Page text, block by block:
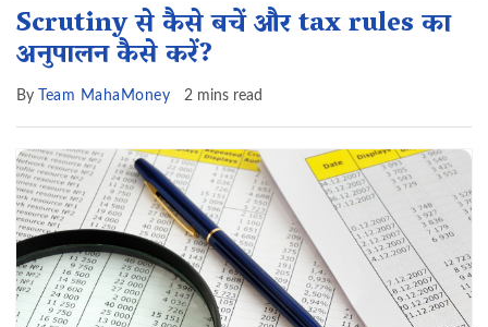
Scrutiny से कैसे बचें और tax rules का
अनुपालन कैसे करें?
By Team MahaMoney 2 mins read